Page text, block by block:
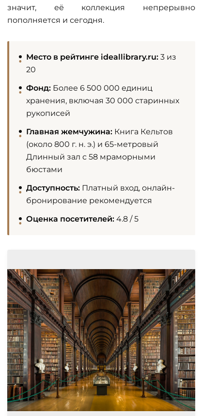
значит, её коллекция непрерывно
пополняется и сегодня.
Место в рейтинге ideallibrary.ru: 3 из
20
Фонд: Более 6 500 000 единиц
хранения, включая 30 000 старинных
рукописей
Главная жемчужина: Книга Кельтов
(около 800 г. н. э.) и 65-метровый
Длинный зал с 58 мраморными
бюстами
Доступность: Платный вход, онлайн-
бронирование рекомендуется
Оценка посетителей: 4.8 / 5